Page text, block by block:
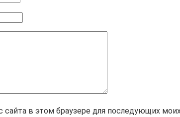
сайта в этом браузере для последующих